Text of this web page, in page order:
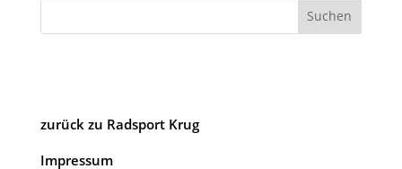
Suchen
zurück zu Radsport Krug
Impressum